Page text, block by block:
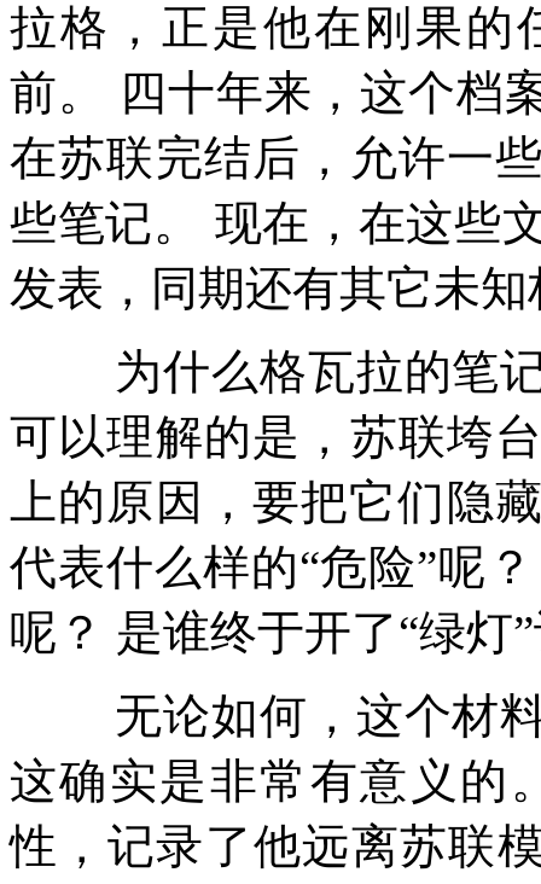
拉格，正是他在刚果的
前。
四十年来，这个档
在苏联完结后，允许一
些笔记。
现在，在这些
发表，同期还有其它未知
为什么格瓦拉的笔
可以理解的是，苏联垮
上的原因，要把它们隐
代表什么样的“危险”呢？
呢？ 是谁终于开了“绿灯”
无论如何，这个材
这确实是非常有意义的
性，记录了他远离苏联